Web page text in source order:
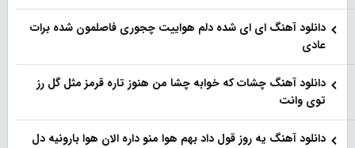
دانلود آهنگ ای ای شده دلم هواییت چجوری فاصلمون شده برات
عادی
دانلود آهنگ چشات که خوابه چشا من هنوز تاره قرمز مثل گل رز
توی وانت
دانلود آهنگ یه روز قول داد بهم هوا منو داره الان هوا بارونیه دل